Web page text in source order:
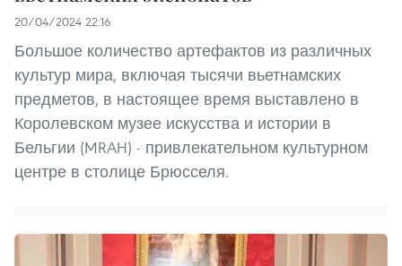
20/04/2024 22:16
Большое количество артефактов из различных
культур мира, включая тысячи вьетнамских
предметов, в настоящее время выставлено в
Королевском музее искусства и истории в
Бельгии (MRAH) - привлекательном культурном
центре в столице Брюсселя.